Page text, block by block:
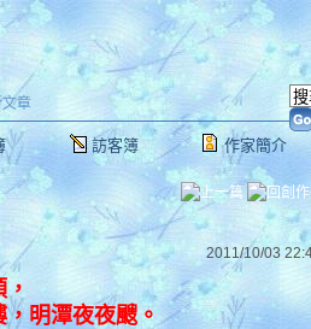
訪客簿 作家簡介
章
2011/10/03
明潭夜夜颼。